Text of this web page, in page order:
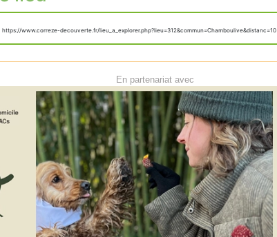
https://www.correze-decouverte.fr/lieu_a_explorer.php?lieu=312&commun=Chamboulive&distanc=10
En partenariat avec